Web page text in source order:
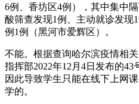
6例、香坊区4例），其中集中
酸筛查发现1例、主动就诊发现
例1例（黑河市爱辉区）。
不能。根据查询哈尔滨疫情相
指挥部2022年12月4日发布的43
因此导致学生只能在线下上网
学的。